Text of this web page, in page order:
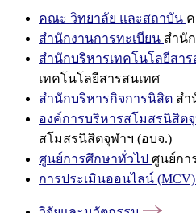
คณะ วิทยาลัย และสถาบัน
สำนักงานการทะเบียน สำนั
สำนักบริหารเทคโนโลยีสาร
เทคโนโลยีสารสนเทศ
สำนักบริหารกิจการนิสิต สำ
องค์การบริหารสโมสรนิสิต
สโมสรนิสิตจุฬาฯ (อบจ.)
ศูนย์การศึกษาทั่วไป ศูนย์กา
การประเมินออนไลน์ (MCV)